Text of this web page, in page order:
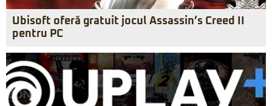
Ubisoft oferă gratuit jocul Assassin’s Creed II
pentru PC